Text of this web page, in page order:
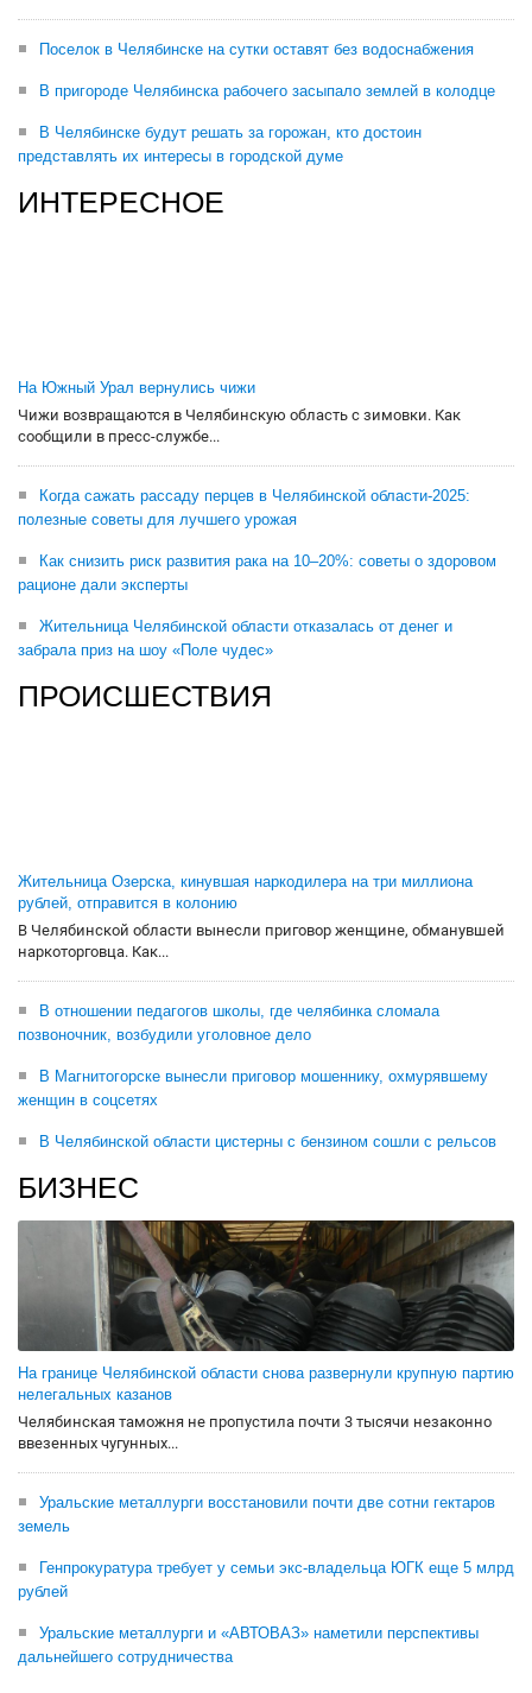
Поселок в Челябинске на сутки оставят без водоснабжения
В пригороде Челябинска рабочего засыпало землей в колодце
В Челябинске будут решать за горожан, кто достоин
представлять их интересы в городской думе
ИНТЕРЕСНОЕ
На Южный Урал вернулись чижи
Чижи возвращаются в Челябинскую область с зимовки. Как
сообщили в пресс-службе...
Когда сажать рассаду перцев в Челябинской области-2025:
полезные советы для лучшего урожая
Как снизить риск развития рака на 10–20%: советы о здоровом
рационе дали эксперты
Жительница Челябинской области отказалась от денег и
забрала приз на шоу «Поле чудес»
ПРОИСШЕСТВИЯ
Жительница Озерска, кинувшая наркодилера на три миллиона
рублей, отправится в колонию
В Челябинской области вынесли приговор женщине, обманувшей
наркоторговца. Как...
В отношении педагогов школы, где челябинка сломала
позвоночник, возбудили уголовное дело
В Магнитогорске вынесли приговор мошеннику, охмурявшему
женщин в соцсетях
В Челябинской области цистерны с бензином сошли с рельсов
БИЗНЕС
На границе Челябинской области снова развернули крупную партию
нелегальных казанов
Челябинская таможня не пропустила почти 3 тысячи незаконно
ввезенных чугунных...
Уральские металлурги восстановили почти две сотни гектаров
земель
Генпрокуратура требует у семьи экс-владельца ЮГК еще 5 млрд
рублей
Уральские металлурги и «АВТОВАЗ» наметили перспективы
дальнейшего сотрудничества